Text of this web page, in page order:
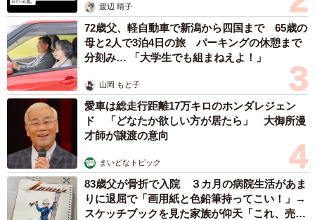
母と2人で3泊4日の旅 パーキングの休憩まで
分刻み… 「大学生でも組まねえよ！」
山岡 もと子
愛車は総走行距離17万キロのホンダレジェン
ド 「どなたか欲しい方が居たら」 大御所漫
才師が譲渡の意向
まいどなトピック
83歳父が骨折で入院 ３カ月の病院生活があま
りに退屈で「画用紙と色鉛筆持ってこい！」→
スケッチブックを見た家族が仰天「これ、売れ
ますよ…」
中将 タカノリ